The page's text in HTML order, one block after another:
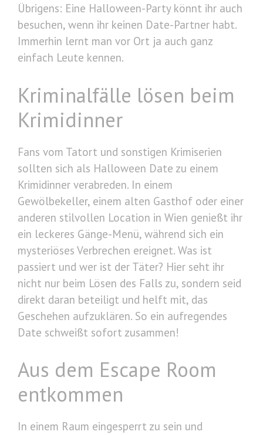
Übrigens: Eine Halloween-Party könnt ihr auch
besuchen, wenn ihr keinen Date-Partner habt.
Immerhin lernt man vor Ort ja auch ganz
einfach Leute kennen.
Kriminalfälle lösen beim
Krimidinner
Fans vom Tatort und sonstigen Krimiserien
sollten sich als Halloween Date zu einem
Krimidinner verabreden. In einem
Gewölbekeller, einem alten Gasthof oder einer
anderen stilvollen Location in Wien genießt ihr
ein leckeres Gänge-Menü, während sich ein
mysteriöses Verbrechen ereignet. Was ist
passiert und wer ist der Täter? Hier seht ihr
nicht nur beim Lösen des Falls zu, sondern seid
direkt daran beteiligt und helft mit, das
Geschehen aufzuklären. So ein aufregendes
Date schweißt sofort zusammen!
Aus dem Escape Room
entkommen
In einem Raum eingesperrt zu sein und